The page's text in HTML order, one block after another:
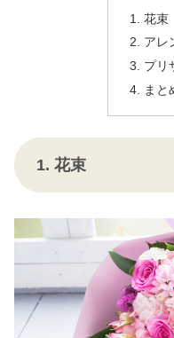
1. 花束
2. アレ
3. プリ
4. まと
1. 花束